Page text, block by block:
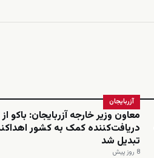
آزربایجان
معاون وزیر خارجه آزربایجان: باکو از
دریافت‌کننده کمک به کشور
تبدیل شد
8 روز پیش